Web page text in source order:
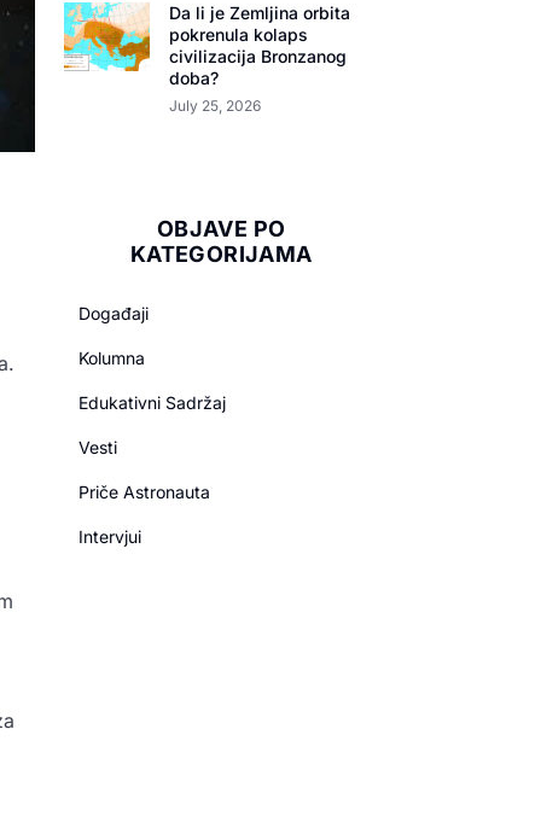
Da li je Zemljina orbita
pokrenula kolaps
civilizacija Bronzanog
doba?
July 25, 2026
OBJAVE PO
KATEGORIJAMA
Događaji
Kolumna
Edukativni Sadržaj
Vesti
Priče Astronauta
Intervjui